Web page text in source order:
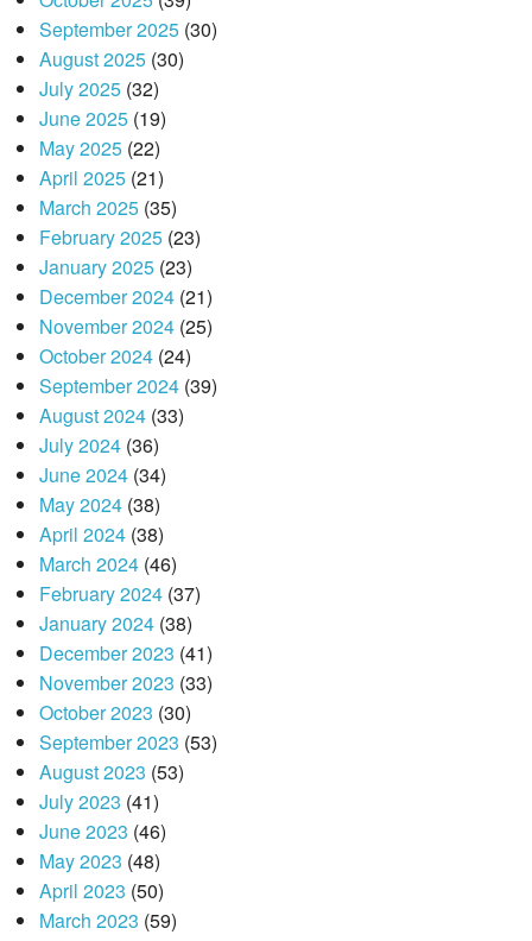
September 2025(30)
August 2025(30)
July 2025(32)
June 2025(19)
May 2025(22)
April 2025(21)
March 2025(35)
February 2025(23)
January 2025(23)
December 2024(21)
November 2024(25)
October 2024(24)
September 2024(39)
August 2024(33)
July 2024(36)
June 2024(34)
May 2024(38)
April 2024(38)
March 2024(46)
February 2024(37)
January 2024(38)
December 2023 (41)
November 2023 (33)
October 2023 (30)
September 2023 (53)
August 2023 (53)
July 2023 (41)
June 2023 (46)
May 2023 (48)
April 2023 (50)
March 2023 (59)